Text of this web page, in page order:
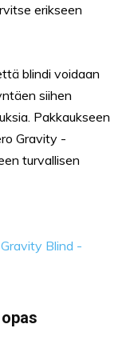
erikseen
blindi voidaan
siihen
Pakkaukseen
Gravity -
turvallisen
Blind -